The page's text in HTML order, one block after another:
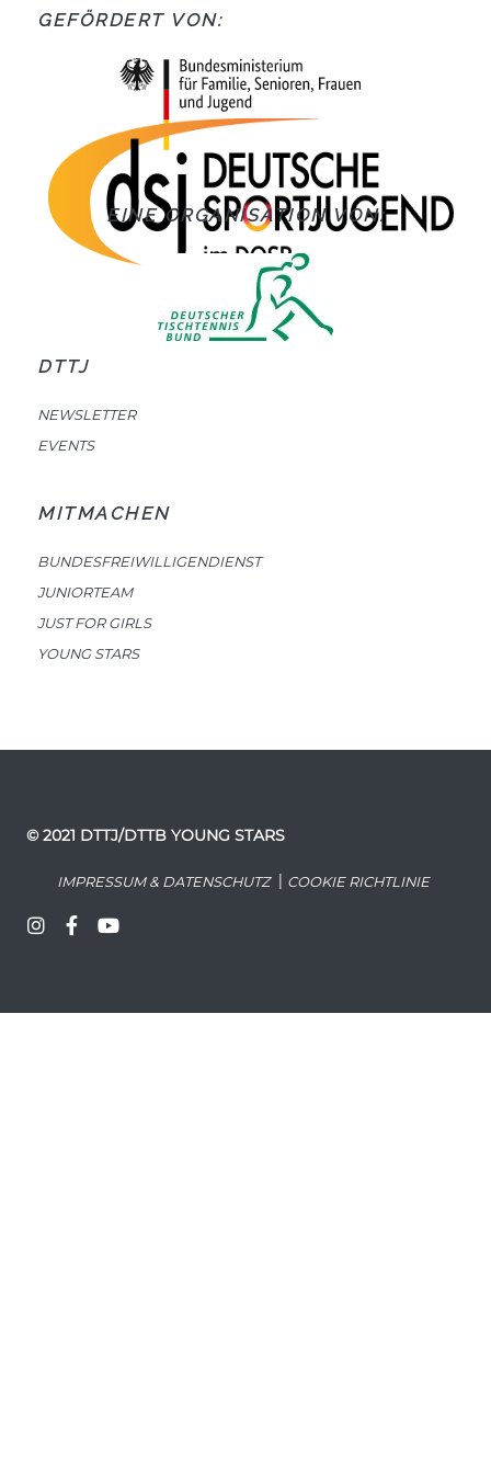
GEFÖRDERT VON:
EINE ORGANISATION VON:
DTTJ
NEWSLETTER
EVENTS
MITMACHEN
BUNDESFREIWILLIGENDIENST
JUNIORTEAM
JUST FOR GIRLS
YOUNG STARS
© 2021 DTTJ/DTTB YOUNG STARS
IMPRESSUM & DATENSCHUTZ| COOKIE RICHTLINIE